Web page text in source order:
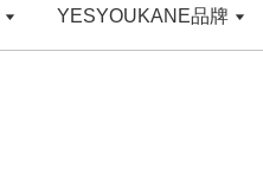
YESYOUKANE品牌